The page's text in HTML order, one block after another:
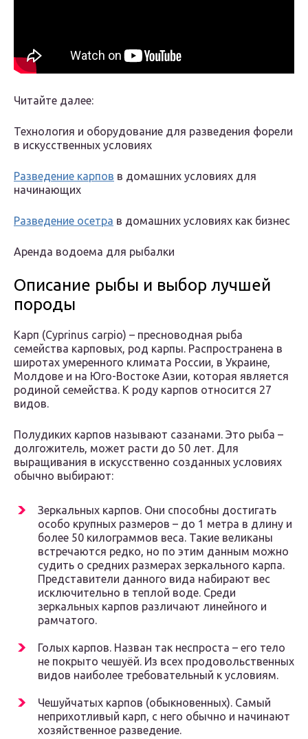
Читайте далее:
Технология и оборудование для разведения форели
в искусственных условиях
Разведение карпов в домашних условиях для
начинающих
Разведение осетра в домашних условиях как бизнес
Аренда водоема для рыбалки
Описание рыбы и выбор лучшей
породы
Карп (Cyprinus carpio) – пресноводная рыба
семейства карповых, род карпы. Распространена в
широтах умеренного климата России, в Украине,
Молдове и на Юго-Востоке Азии, которая является
родиной семейства. К роду карпов относится 27
видов.
Полудиких карпов называют сазанами. Это рыба –
долгожитель, может расти до 50 лет. Для
выращивания в искусственно созданных условиях
обычно выбирают:
Зеркальных карпов. Они способны достигать
особо крупных размеров – до 1 метра в длину и
более 50 килограммов веса. Такие великаны
встречаются редко, но по этим данным можно
судить о средних размерах зеркального карпа.
Представители данного вида набирают вес
исключительно в теплой воде. Среди
зеркальных карпов различают линейного и
рамчатого.
Голых карпов. Назван так неспроста – его тело
не покрыто чешуёй. Из всех продовольственных
видов наиболее требовательный к условиям.
Чешуйчатых карпов (обыкновенных). Самый
неприхотливый карп, с него обычно и начинают
хозяйственное разведение.